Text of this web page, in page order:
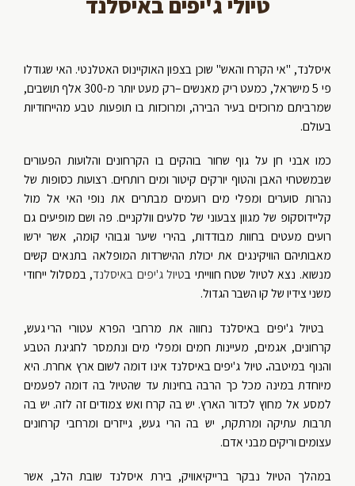
טיולי ג'יפים באיסלנד
איסלנד, "אי הקרח והאש" שוכן בצפון האוקיינוס האטלנטי. האי שגודלו
פי 5 מישראל, כמעט ריק מאנשים –רק מעט יותר מ-300 אלף תושבים,
שמרביתם מרוכזים בעיר הבירה, ומרוכזות בו תופעות טבע מהייחודיות
בעולם.
כמו אבני חן על גוף שחור בוהקים בו הקרחונים והלועות הפעורים
שבמשטחי האבן והטוף יורקים קיטור ומים רותחים. רצועות כסופות של
נהרות סוערים ומפלי מים רועמים מבתרים את נופי האי אל מול
קליידוסקופ של מגוון צבעוני של סלעים וולקניים. פה ושם מופיעים גם
רועים מעטים בחוות מבודדות, בהירי שיער וגבוהי קומה, אשר ירשו
מאבותיהם הוויקינגים את יכולת ההישרדות המופלאה בתנאים קשים
מנשוא. נצא לטיול שטח חווייתי בטיול ג'יפים באיסלנד, במסלול ייחודי
משני צידיו של קו השבר הגדול.
בטיול ג'יפים באיסלנד נחווה את מרחבי הפרא עטורי הרי געש,
קרחונים, אגמים, מעיינות חמים ומפלי מים ונתמסר לחגיגת הטבע
והנוף במיטבה. טיול ג'יפים באיסלנד אינו דומה לשום ארץ אחרת. היא
מיוחדת במינה מכל כך הרבה בחינות עד שהטיול בה דומה לפעמים
למסע אל מחוץ לכדור הארץ. יש בה קרח ואש צמודים זה לזה. יש בה
תרבות עתיקה ומרתקת, יש בה הרי געש, גייזרים ומרחבי קרחונים
עצומים וריקים מבני אדם.
במהלך הטיול נבקר ברייקיאוויק, בירת איסלנד שובת הלב, אשר